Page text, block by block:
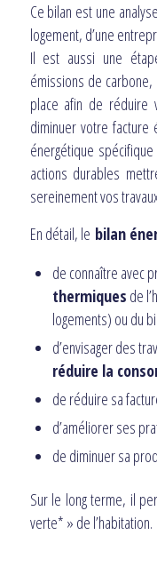
Ce bilan est une
logement, d’une
Il est aussi une
émissions de
place afin de réduire
diminuer votre facture
énergétique
actions durables
sereinement vos
En détail, le bilan
de connaître avec
thermiques de
logements) ou du
d’envisager des
réduire la
de réduire sa
d’améliorer ses
de diminuer sa
Sur le long terme, il
verte* » de l’habitation.